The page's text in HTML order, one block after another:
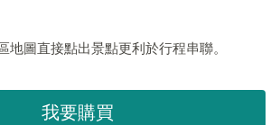
地圖直接點出景點更利於行程串聯。
我要購買